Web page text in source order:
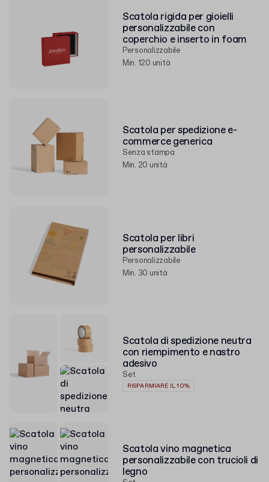
Scatola rigida per gioielli
personalizzabile con
coperchio e inserto in foam
Personalizzabile
Min. 120 unità
Scatola per spedizione e-
commerce generica
Senza stampa
Min. 20 unità
Scatola per libri
personalizzabile
Personalizzabile
Min. 30 unità
Scatola di spedizione neutra
con riempimento e nastro
adesivo
Set
RISPARMIARE IL 10%
Scatola vino magnetica
personalizzabile con trucioli di
legno